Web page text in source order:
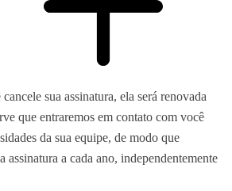
sua assinatura, ela será renovada
que entraremos em contato com você
da sua equipe, de modo que
assinatura a cada ano, independentemente